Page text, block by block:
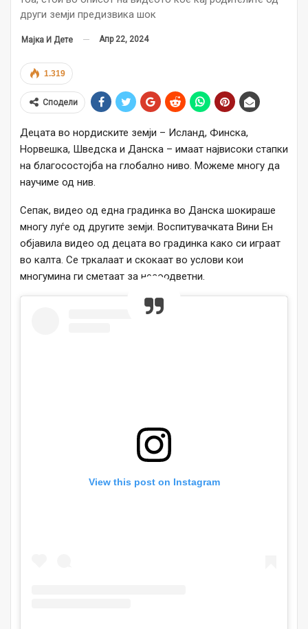
други земји предизвика шок
Мајка И Дете Апр 22, 2024
1.319
Сподели
Децата во нордиските земји – Исланд, Финска,
Норвешка, Шведска и Данска – имаат највисоки стапки
на благосостојба на глобално ниво. Можеме многу да
научиме од нив.
Сепак, видео од една градинка во Данска шокираше
многу луѓе од другите земји. Воспитувачката Вини Ен
објавила видео од децата во градинка како си играат
во калта. Се тркалаат и скокаат во услови кои
многумина ги сметаат за несоодветни.
View this post on Instagram